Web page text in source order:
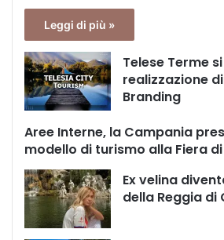
Leggi di più »
Telese Terme
realizzazione
Branding
Aree Interne, la Campania
modello di turismo alla Fiera di
Ex velina
della Reggia di